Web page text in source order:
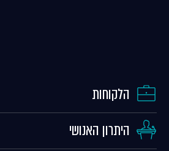
הלקוחות
היתרון האנושי